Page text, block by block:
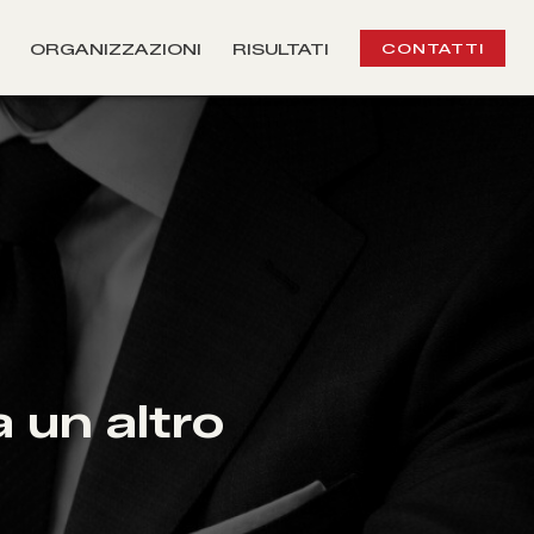
RISULTATI CONTATTI
ORGANIZZAZIONI
un altro